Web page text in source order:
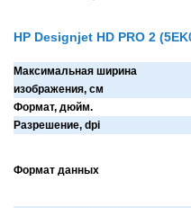
HP Designjet HD PRO 2
Максимальная ширина
изображения, см
Формат, дюйм.
Разрешение, dpi
Формат данных